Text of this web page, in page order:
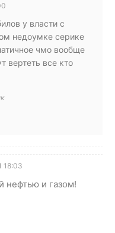
у власти с
недоумке серике
чмо вообще
вертеть все кто
18:03
нефтью и газом!